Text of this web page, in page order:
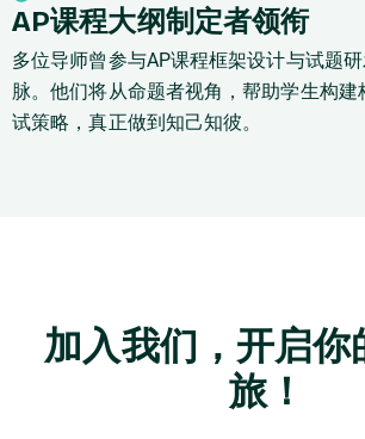
AP课程大纲制定者领衔
多位导师曾参与AP课程框架设计与试题
脉。他们将从命题者视角，帮助学生构
试策略，真正做到知己知彼。
加入我们，开启你
旅！